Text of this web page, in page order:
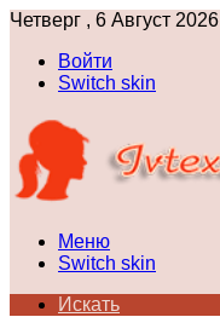
Четверг , 6 Август 2026
Войти
Switch skin
Меню
Switch skin
Искать